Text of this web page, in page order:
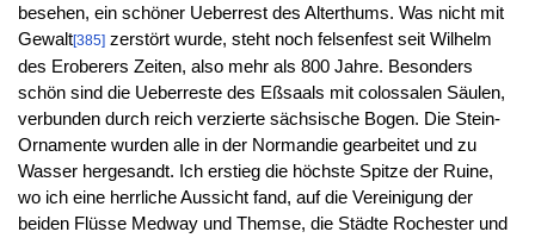
besehen, ein schöner Ueberrest des Alterthums. Was nicht mit
Gewalt[385]zerstört wurde, steht noch felsenfest seit Wilhelm
des Eroberers Zeiten, also mehr als 800 Jahre. Besonders
schön sind die Ueberreste des Eßsaals mit colossalen Säulen,
verbunden durch reich verzierte sächsische Bogen. Die Stein-
Ornamente wurden alle in der Normandie gearbeitet und zu
Wasser hergesandt. Ich erstieg die höchste Spitze der Ruine,
wo ich eine herrliche Aussicht fand, auf die Vereinigung der
beiden Flüsse Medway und Themse, die Städte Rochester und